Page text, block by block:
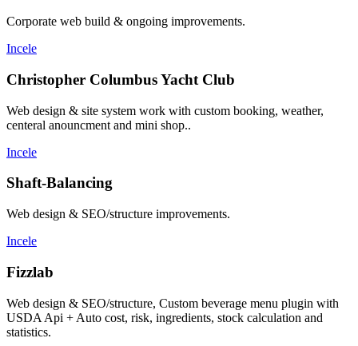
Corporate web build & ongoing improvements.
Incele
Christopher Columbus Yacht Club
Web design & site system work with custom booking, weather,
centeral anouncment and mini shop..
Incele
Shaft-Balancing
Web design & SEO/structure improvements.
Incele
Fizzlab
Web design & SEO/structure, Custom beverage menu plugin with
USDA Api + Auto cost, risk, ingredients, stock calculation and
statistics.